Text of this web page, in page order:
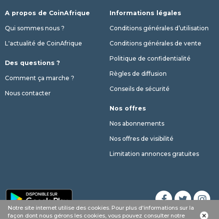
phone Appel Whatsapp SMS
Notre site internet utilise des cookies. Pour plus d'informations sur la
façon dont nous gérons les cookies, vous pouvez consulter notre
A propos de CoinAfrique
Qui sommes nous ?
L'actualité de CoinAfrique
Des questions ?
Comment ça marche ?
Nous contacter
Informations légales
Conditions générales d’utilisation
Conditions générales de vente
Politique de confidentialité
Règles de diffusion
Conseils de sécurité
Nos offres
Nos abonnements
Nos offres de visibilité
Limitation annonces gratuites